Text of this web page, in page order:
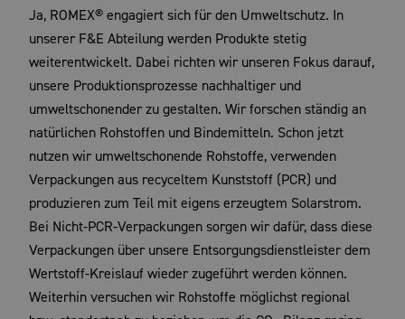
Ja, ROMEX® engagiert sich für den Umweltschutz. In
unserer F&E Abteilung werden Produkte stetig
weiterentwickelt. Dabei richten wir unseren Fokus darauf,
unsere Produktionsprozesse nachhaltiger und
umweltschonender zu gestalten. Wir forschen ständig an
natürlichen Rohstoffen und Bindemitteln. Schon jetzt
nutzen wir umweltschonende Rohstoffe, verwenden
Verpackungen aus recyceltem Kunststoff (PCR) und
produzieren zum Teil mit eigens erzeugtem Solarstrom.
Bei Nicht-PCR-Verpackungen sorgen wir dafür, dass diese
Verpackungen über unsere Entsorgungsdienstleister dem
Wertstoff-Kreislauf wieder zugeführt werden können.
Weiterhin versuchen wir Rohstoffe möglichst regional